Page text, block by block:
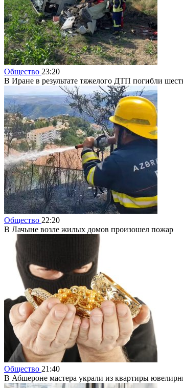
Общество 23:20
В Иране в результате тяжелого ДТП погибли
Общество 22:20
В Лачыне возле жилых домов произошел пожар
Общество 21:40
В Абшероне мастера украли из квартиры